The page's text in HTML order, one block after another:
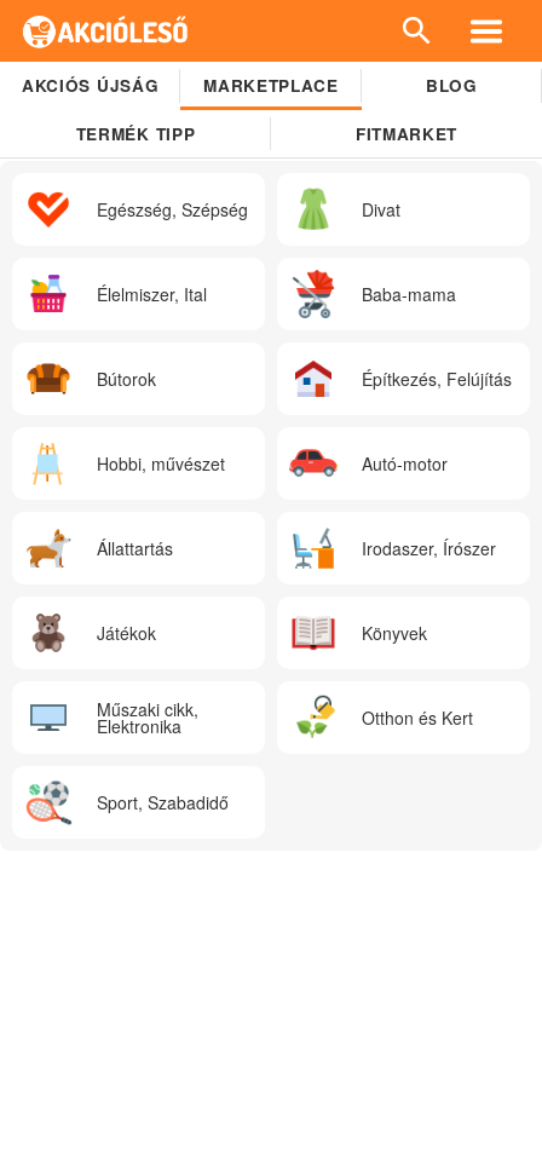
AKCIÓS ÚJSÁG MARKETPLACE BLOG
TERMÉK TIPP FITMARKET
Egészség, Szépség Divat
Élelmiszer, Ital Baba-mama
Bútorok Építkezés, Felújítás
Hobbi, művészet Autó-motor
Állattartás Irodaszer, Írószer
Játékok Könyvek
Műszaki cikk,
Elektronika Otthon és Kert
Sport, Szabadidő